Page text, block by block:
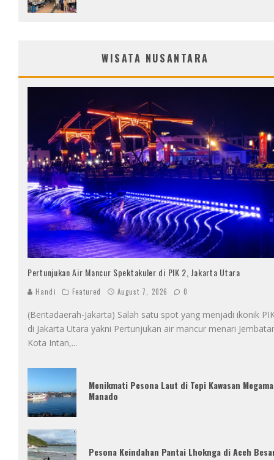
WISATA NUSANTARA
Pertunjukan Air Mancur Spektakuler di PIK 2, Jakarta Utara
Handi Featured August 7, 2026 0
(Beritadaerah-Jakarta) Salah satu spot yang menjadi ikonik
di Jakarta Utara yakni Pertunjukan air mancur menari
Kota Intan,...
Menikmati Pesona Laut di Tepi Kawasan
Manado
Pesona Keindahan Pantai Lhoknga di Aceh